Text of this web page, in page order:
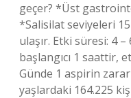
geçer? *Üst
*Salisilat seviyeleri
ulaşır. Etki süresi: 4
başlangıcı 1 saattir,
Günde 1 aspirin zararlı
yaşlardaki 164.225